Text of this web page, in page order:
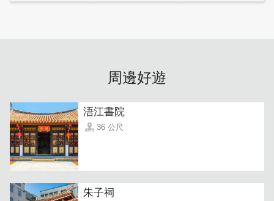
手沖單品咖啡和手沖特調拿鐵為利雷招牌，自烘的咖啡豆加
上老闆純熟的咖啡技術，迷人的咖啡香，順口口感，絕對值
得您一試!
周邊好遊
浯江書院
36 公尺
朱子祠